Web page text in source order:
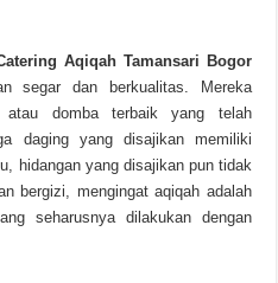
Aqiqah Tamansari Bogor
segar dan berkualitas. Mereka
atau domba terbaik yang telah
daging yang disajikan memiliki
hidangan yang disajikan pun tidak
bergizi, mengingat aqiqah adalah
seharusnya dilakukan dengan